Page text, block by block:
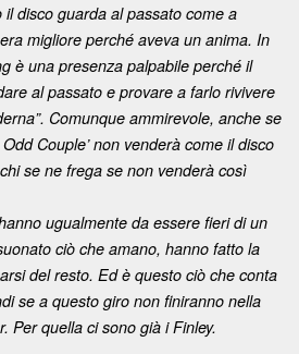
il disco guarda al passato come a
migliore perché aveva un anima. In
è una presenza palpabile perché il
al passato e provare a farlo rivivere
Comunque ammirevole, anche se
Couple’ non venderà come il disco
se ne frega se non venderà così
ugualmente da essere fieri di un
ciò che amano, hanno fatto la
del resto. Ed è questo ciò che conta
se a questo giro non finiranno nella
Per quella ci sono già i Finley.